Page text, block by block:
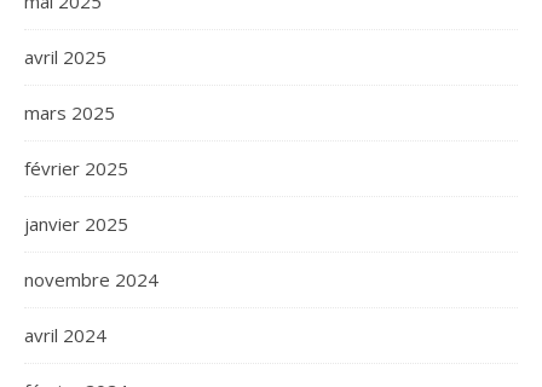
avril 2025
mars 2025
février 2025
janvier 2025
novembre 2024
avril 2024